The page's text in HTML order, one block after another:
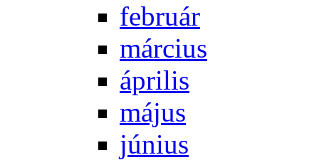
feb­ru­ár
már­ci­us
áp­ri­lis
má­jus
jú­ni­us